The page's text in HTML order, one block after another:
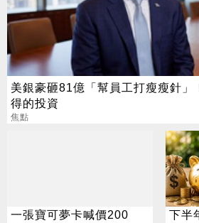
美銀豪砸81億「幫員工打瘦瘦針」
得的投資
焦點
一張寶可夢卡喊價200
下半